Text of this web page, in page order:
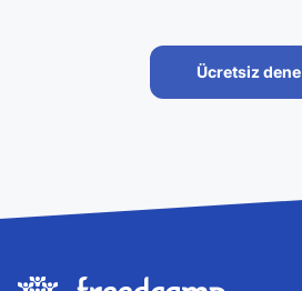
Ücretsiz dene